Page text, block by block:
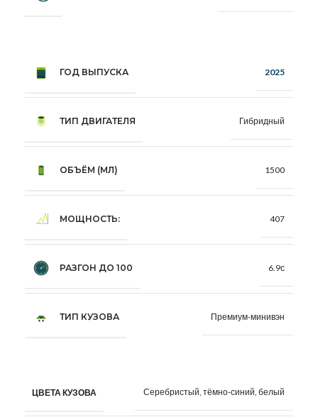
ГОД ВЫПУСКА 2025
ТИП ДВИГАТЕЛЯ Гибридный
ОБЪЁМ (МЛ) 1500
МОЩНОСТЬ: 407
РАЗГОН ДО 100 6.9с
ТИП КУЗОВА Премиум-минивэн
ЦВЕТА КУЗОВА Серебристый, тёмно-синий, белый